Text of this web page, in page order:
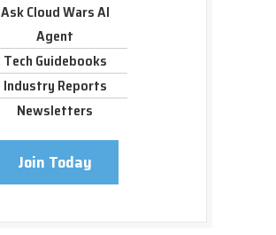
Ask Cloud Wars AI
Agent
Tech Guidebooks
Industry Reports
Newsletters
Join Today